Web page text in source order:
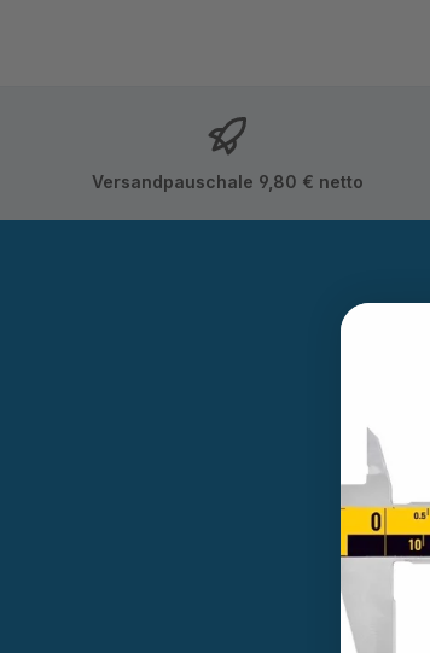
Versandpauschale 9,80 € netto